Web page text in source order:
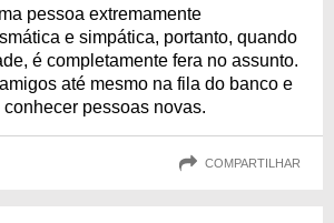
pessoa extremamente
e simpática, portanto, quando
é completamente fera no assunto.
até mesmo na fila do banco e
pessoas novas.
COMPARTILHAR